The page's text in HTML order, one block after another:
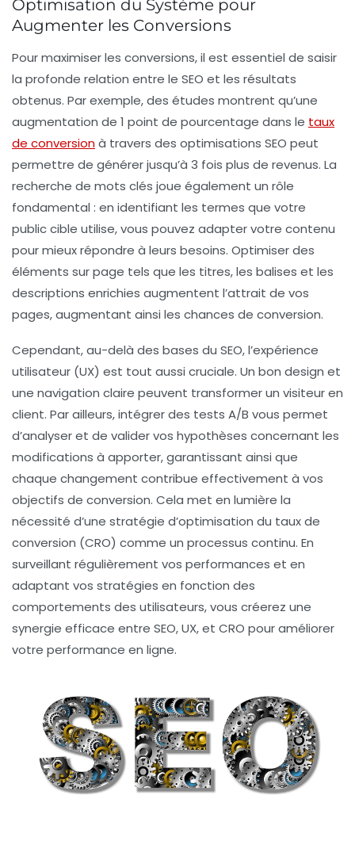
Optimisation du Système pour
Augmenter les Conversions
Pourmaximiser les conversions, il est essentiel de saisir
la profonde relation entre le SEO et les résultats
obtenus. Par exemple, des études montrent qu’une
augmentation de 1 point de pourcentage dans le taux
de conversionà travers des optimisations SEO peut
permettre de générer jusqu’à 3 fois plus de revenus. La
recherche de mots clés joue également un rôle
fondamental : en identifiant les termes que votre
public cible utilise, vous pouvez adapter votre contenu
pour mieux répondre à leurs besoins. Optimiser des
éléments sur page tels que les titres, les balises et les
descriptions enrichies augmentent l’attrait de vos
pages, augmentant ainsi les chances de conversion.
Cependant, au-delà des bases du SEO, l’expérience
utilisateur (UX) est tout aussi cruciale. Un bon design et
une navigation claire peuvent transformer un visiteur en
client. Par ailleurs, intégrer des tests A/B vous permet
d’analyser et de valider vos hypothèses concernant les
modifications à apporter, garantissant ainsi que
chaque changement contribue effectivement à vos
objectifs de conversion. Cela met en lumière la
nécessité d’une stratégie d’optimisation du taux de
conversion (CRO) comme un processus continu. En
surveillant régulièrement vos performances et en
adaptant vos stratégies en fonction des
comportements des utilisateurs, vous créerez une
synergie efficace entre SEO,UX, et CRO pour améliorer
votre performance en ligne.